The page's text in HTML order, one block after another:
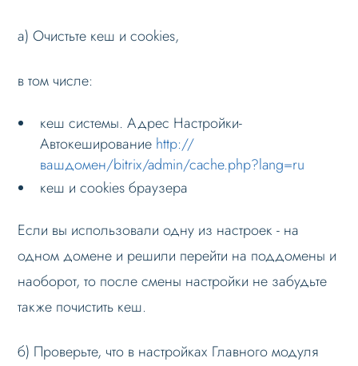
Не генерируется sitemap
Меню сайта
Блоки / секции сайта
Личный кабинет
Формы и коммуникации
SEO и оптимизация
Лендинги и посадочные страницы
Проблемы и решения
Веб-разработчикам
Вопрос-ответ
а) Очистьте кеш и cookies,
в том числе:
кеш системы. Адрес Настройки-
Автокеширование http://
вашдомен/bitrix/admin/cache.php?lang=ru
кеш и cookies браузера
Если вы использовали одну из настроек - на
одном домене и решили перейти на поддомены и
наоборот, то после смены настройки не забудьте
также почистить кеш.
б) Проверьте, что в настройках Главного модуля